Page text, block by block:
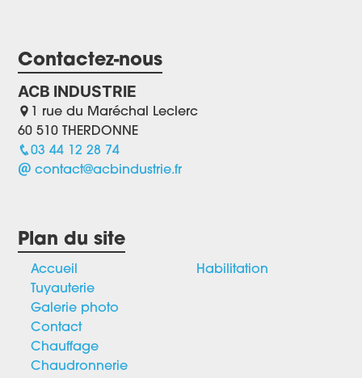
Contactez-nous
ACB INDUSTRIE
1 rue du Maréchal Leclerc
60 510 THERDONNE
03 44 12 28 74
contact@acbindustrie.fr
Plan du site
Accueil
Tuyauterie
Galerie photo
Contact
Chauffage
Chaudronnerie
Habilitation